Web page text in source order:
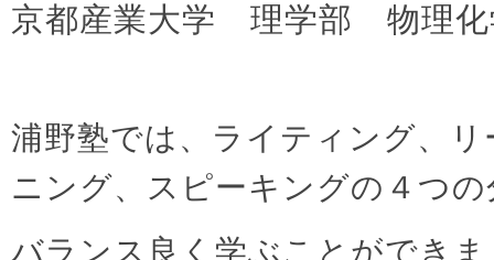
京都産業大学 理学部 物理化
浦野塾では、ライティング、
ニング、スピーキングの４つの
バランス良く学ぶことができ